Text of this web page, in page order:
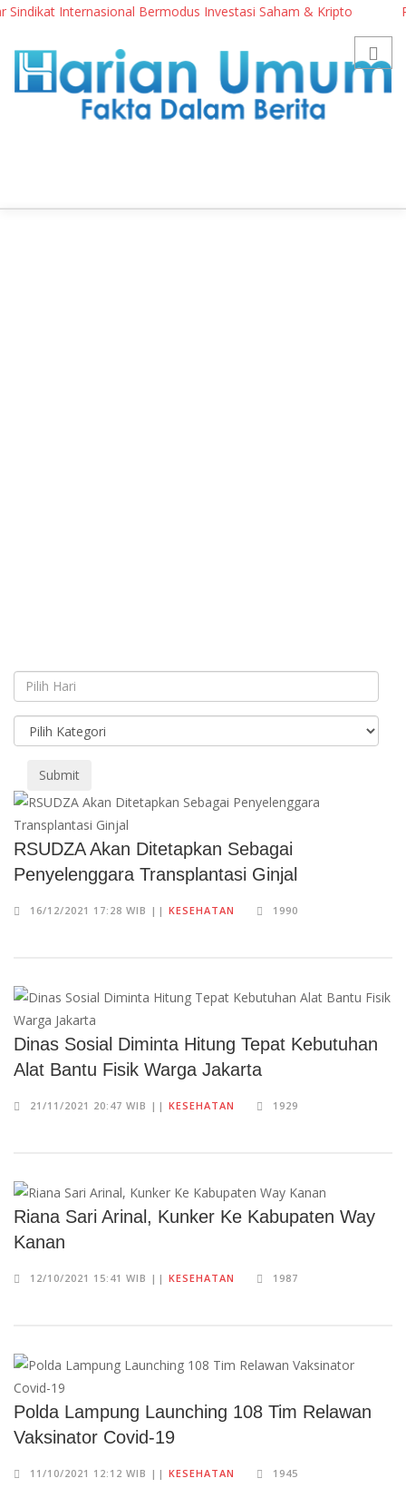
Internasional Bermodus Investasi Saham & Kripto
Submit
RSUDZA Akan Ditetapkan Sebagai
Penyelenggara Transplantasi Ginjal
16/12/2021 17:28 WIB || KESEHATAN 1990
Dinas Sosial Diminta Hitung Tepat Kebutuhan
Alat Bantu Fisik Warga Jakarta
21/11/2021 20:47 WIB || KESEHATAN 1929
Riana Sari Arinal, Kunker Ke Kabupaten Way
Kanan
12/10/2021 15:41 WIB || KESEHATAN 1987
Polda Lampung Launching 108 Tim Relawan
Vaksinator Covid-19
11/10/2021 12:12 WIB || KESEHATAN 1945